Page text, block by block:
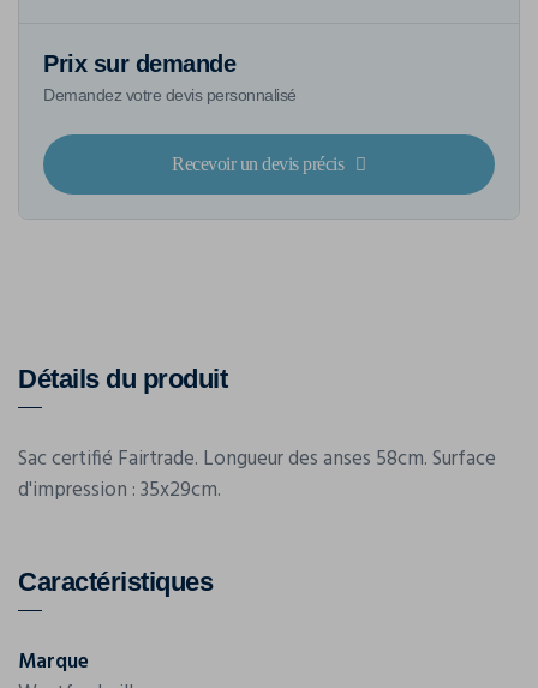
Prix sur demande
Demandez votre devis personnalisé
Recevoir un devis précis
Détails du produit
Sac certifié Fairtrade. Longueur des anses 58cm. Surface
d'impression : 35x29cm.
Caractéristiques
Marque